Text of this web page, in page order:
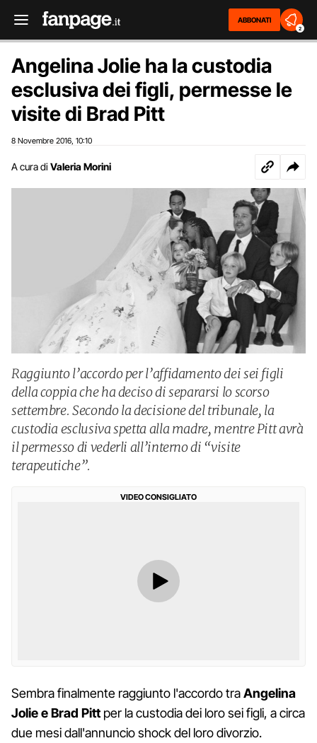
ABBONATI
2
Angelina Jolie ha la custodia
esclusiva dei figli, permesse le
visite di Brad Pitt
8 Novembre 2016 10:10
A cura di Valeria Morini
Raggiunto l’accordo per l’affidamento dei sei figli
della coppia che ha deciso di separarsi lo scorso
settembre. Secondo la decisione del tribunale, la
custodia esclusiva spetta alla madre, mentre Pitt avrà
il permesso di vederli all’interno di “visite
terapeutiche”.
VIDEO CONSIGLIATO
Sembra finalmente raggiunto l'accordo traAngelina
Jolie e Brad Pitt per la custodia dei loro sei figli, a circa
due mesi dall'annuncio shock del loro divorzio.